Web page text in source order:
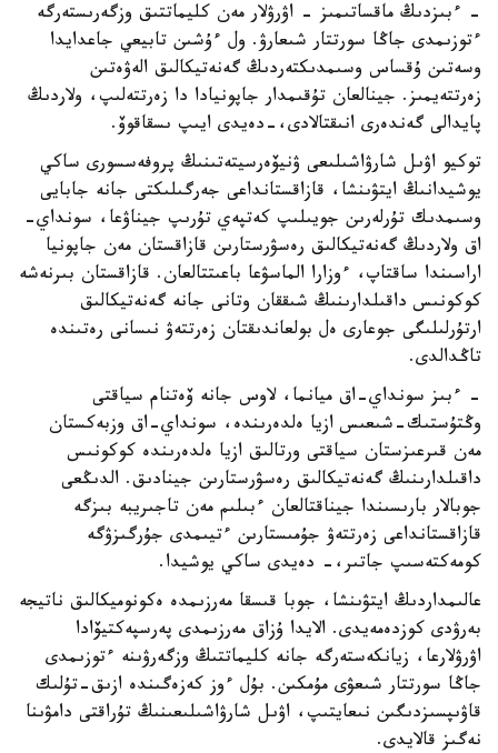
- ءبىزدىڭ ماقساتىمىز - اۋرۋلار مەن كليماتتىق وزگەرىستەرگە
ءتوزىمدى جاڭا سورتتار شىعارۋ. ول ءۇشىن تابيعي جاعدايدا
وسەتىن ۇقساس وسىمدىكتەردىڭ گەنەتيكالىق الەۋەتىن
زەرتتەيمىز. جينالعان تۇقىمدار جاپونيادا دا زەرتتەلىپ، ولاردىڭ
پايدالى گەندەرى انىقتالادى،-دەيدى ايىپ ىسقاقوۆ.
توكيو اۋىل شارۋاشىلىعى ۋنيۆەرسيتەتىنىڭ پروفەسسورى ساكي
يوشيدانىڭ ايتۋىنشا، قازاقستانداعى جەرگىلىكتى جانە جابايى
وسىمدىك تۇرلەرىن جويىلىپ كەتپەي تۇرىپ جيناۋعا، سونداي-
اق ولاردىڭ گەنەتيكالىق رەسۋرستارىن قازاقستان مەن جاپونيا
اراسىندا ساقتاپ، ءوزارا الماسۋعا باعىتتالعان. قازاقستان بىرنەشە
كوكونىس داقىلدارىنىڭ شىققان وتانى جانە گەنەتيكالىق
ارتۇرلىلىگى جوعارى ەل بولعاندىقتان زەرتتەۋ نىسانى رەتىندە
تاڭدالدى.
- ءبىز سونداي-اق ميانما، لاوس جانە ۆەتنام سياقتى
وڭتۇستىك-شىعىس ازيا ەلدەرىندە، سونداي-اق وزبەكستان
مەن قىرعىزستان سياقتى ورتالىق ازيا ەلدەرىندە كوكونىس
داقىلدارىنىڭ گەنەتيكالىق رەسۋرستارىن جينادىق. الدىڭعى
جوبالار بارىسىندا جيناقتالعان ءبىلىم مەن تاجىريبە بىزگە
قازاقستانداعى زەرتتەۋ جۇمىستارىن ءتيىمدى جۇرگىزۋگە
كومەكتەسىپ جاتىر،- دەيدى ساكي يوشيدا.
عالىمداردىڭ ايتۋىنشا، جوبا قىسقا مەرزىمدە ەكونوميكالىق ناتيجە
بەرۋدى كوزدەمەيدى. الايدا ۇزاق مەرزىمدى پەرسپەكتيۆادا
اۋرۋلارعا، زيانكەستەرگە جانە كليماتتىڭ وزگەرۋىنە ءتوزىمدى
جاڭا سورتتار شىعۋى مۇمكىن. بۇل ءوز كەزەگىندە ازىق-تۇلىك
قاۋىپسىزدىگىن نىعايتىپ، اۋىل شارۋاشىلىعىنىڭ تۇراقتى دامۋىنا
نەگىز قالايدى.